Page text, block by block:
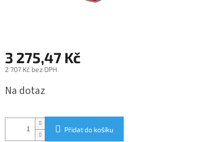
3 275,47 Kč
2 707 Kč bez DPH
cena:
Na dotaz
Přidat do košíku